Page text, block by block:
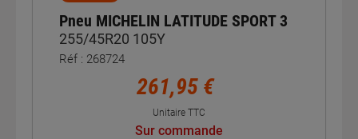
Pneu MICHELIN LATITUDE SPORT 3
255/45R20 105Y
Réf : 268724
261,95 €
Unitaire TTC
Sur commande